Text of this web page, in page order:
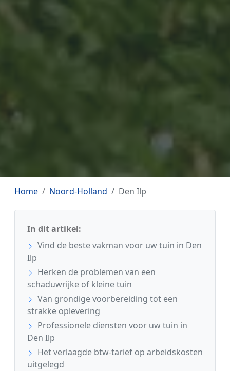
Home Noord-Holland Den Ilp
In dit artikel:
Vind de beste vakman voor uw tuin in Den
Ilp
Herken de problemen van een
schaduwrijke of kleine tuin
Van grondige voorbereiding tot een
strakke oplevering
Professionele diensten voor uw tuin in
Den Ilp
Het verlaagde btw-tarief op arbeidskosten
uitgelegd